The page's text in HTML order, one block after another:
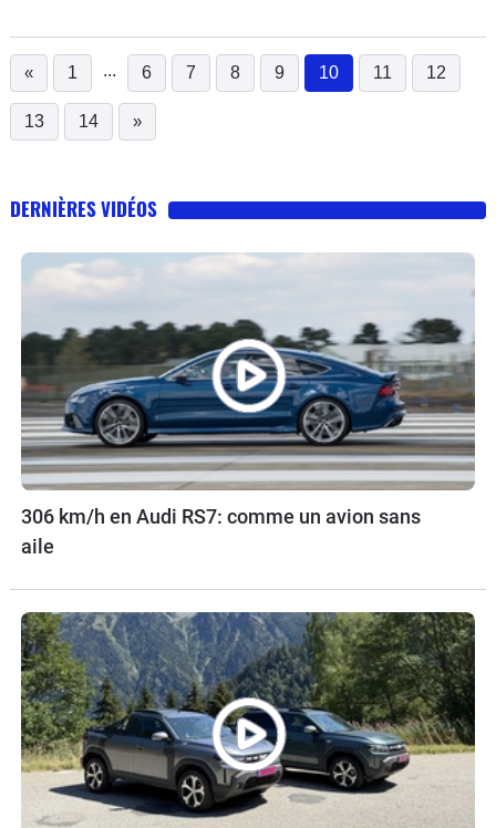
« 1 ... 6 7 8 9 10
(current)
11 12
13 14 »
DERNIÈRES VIDÉOS
306 km/h en Audi RS7: comme un avion sans
aile